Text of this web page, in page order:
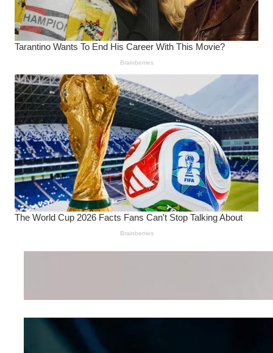
Wanita Pamer Pakaian
Kepribadian